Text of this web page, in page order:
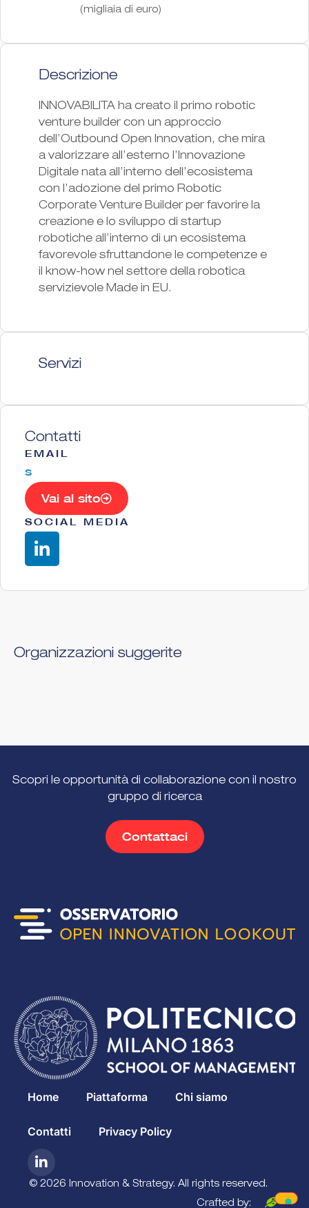
(migliaia di euro)
Descrizione
INNOVABILITA ha creato il primo robotic
venture builder con un approccio
dell’Outbound Open Innovation, che mira
a valorizzare all’esterno l’Innovazione
Digitale nata all’interno dell’ecosistema
con l’adozione del primo Robotic
Corporate Venture Builder per favorire la
creazione e lo sviluppo di startup
robotiche all’interno di un ecosistema
favorevole sfruttandone le competenze e
il know-how nel settore della robotica
servizievole Made in EU.
Servizi
Contatti
EMAIL
s
Vai al sito
SOCIAL MEDIA
Organizzazioni suggerite
Scopri le opportunità di collaborazione con il nostro
gruppo di ricerca
Contattaci
Home Piattaforma Chi siamo
Contatti Privacy Policy
© 2026 Innovation & Strategy. All rights reserved.
Crafted by: